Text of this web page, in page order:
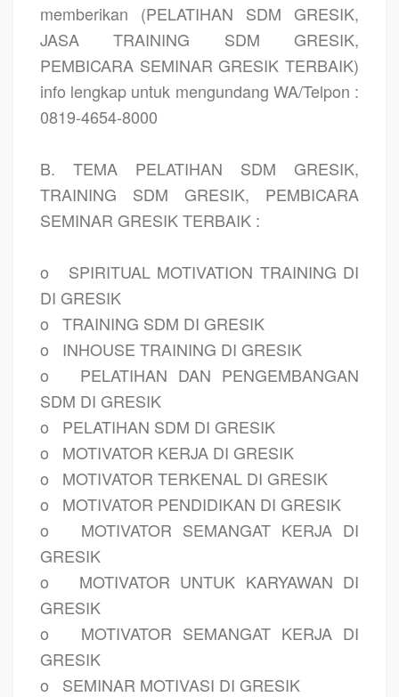
memberikan (PELATIHAN SDM GRESIK,
JASA TRAINING SDM GRESIK,
PEMBICARA SEMINAR GRESIK TERBAIK)
info lengkap untuk mengundang WA/Telpon :
0819-4654-8000
B. TEMA PELATIHAN SDM GRESIK,
TRAINING SDM GRESIK, PEMBICARA
SEMINAR GRESIK TERBAIK :
o
SPIRITUAL MOTIVATION TRAINING DI
DI GRESIK
o
TRAINING SDM DI GRESIK
o
INHOUSE TRAINING DI GRESIK
o
PELATIHAN DAN PENGEMBANGAN
SDM DI GRESIK
o
PELATIHAN SDM DI GRESIK
o
MOTIVATOR KERJA DI GRESIK
o
MOTIVATOR TERKENAL DI GRESIK
o
MOTIVATOR PENDIDIKAN DI GRESIK
o
MOTIVATOR SEMANGAT KERJA DI
GRESIK
o
MOTIVATOR UNTUK KARYAWAN DI
GRESIK
o
MOTIVATOR SEMANGAT KERJA DI
GRESIK
o
SEMINAR MOTIVASI DI GRESIK